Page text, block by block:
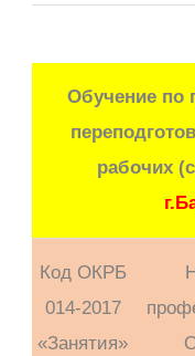
Обучение по
рабочих
Код ОКРБ
014-2017
«Занятия»